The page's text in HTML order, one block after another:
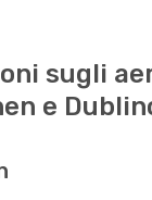
sugli
e